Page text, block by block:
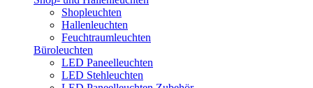
Shopleuchten
Hallenleuchten
Feuchtraumleuchten
Büroleuchten
LED Paneelleuchten
LED Stehleuchten